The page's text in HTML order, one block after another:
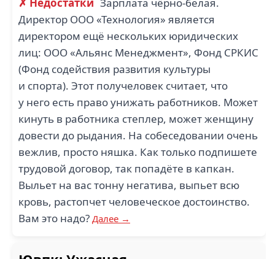
MYBOX (3)
Директор ООО «Технология» является
директором ещё нескольких юридических
лиц: ООО «Альянс Менеджмент», Фонд СРКИС
(Фонд содействия развития культуры
и спорта). Этот получеловек считает, что
у него есть право унижать работников. Может
кинуть в работника степлер, может женщину
довести до рыдания. На собеседовании очень
вежлив, просто няшка. Как только подпишете
трудовой договор, так попадёте в капкан.
Выльет на вас тонну негатива, выпьет всю
кровь, растопчет человеческое достоинство.
Вам это надо? Далее →